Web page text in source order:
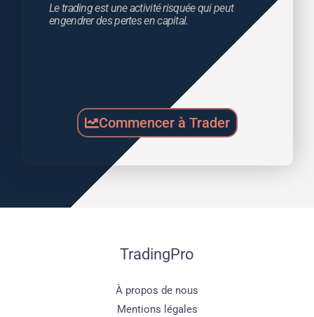
Le trading est une activité risquée qui peut
engendrer des pertes en capital.
Commencer à Trader
TradingPro
À propos de nous
Mentions légales